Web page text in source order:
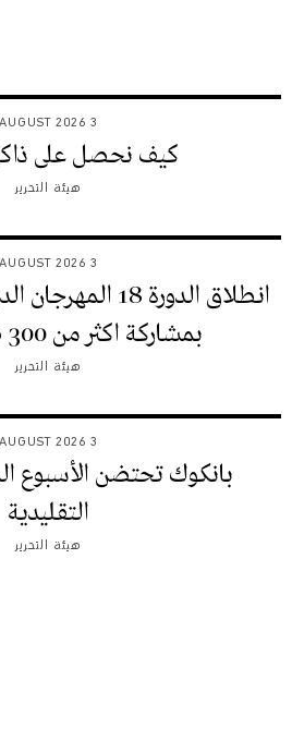
3 AUGUST 2026
كيف نحصل على
هيئة التحرير
3 AUGUST 2026
انطلاق الدورة 18
بمشاركة اكثر من 300 طفلة وطفل
هيئة التحرير
3 AUGUST 2026
بانكوك تحتضن الأسبوع
التقليدية
هيئة التحرير